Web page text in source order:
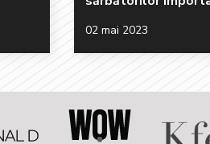
02 mai 2023